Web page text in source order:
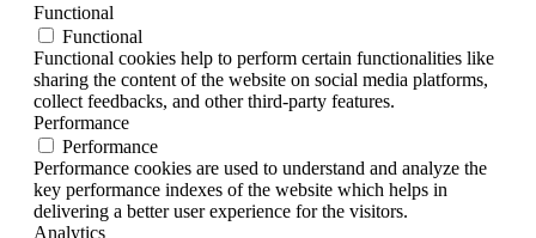
Functional
Functional
Functional cookies help to perform certain functionalities like
sharing the content of the website on social media platforms,
collect feedbacks, and other third-party features.
Performance
Performance
Performance cookies are used to understand and analyze the
key performance indexes of the website which helps in
delivering a better user experience for the visitors.
Analytics